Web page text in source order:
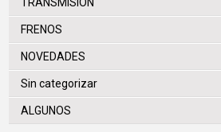
FRENOS
NOVEDADES
Sin categorizar
ALGUNOS